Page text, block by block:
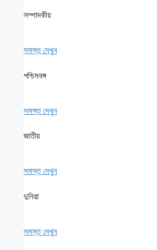
সম্পাদকীয়
সমস্ত দেখুন
পশ্চিমবঙ্গ
সমস্ত দেখুন
জাতীয়
সমস্ত দেখুন
দুনিয়া
সমস্ত দেখুন